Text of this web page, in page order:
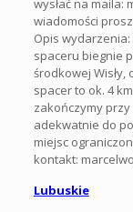
wysłać na maila:
wiadomości
Opis
spaceru biegnie
środkowej Wisły,
spacer to ok. 4
zakończymy przy
adekwatnie do
miejsc
kontakt:
Lubuskie